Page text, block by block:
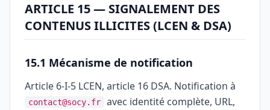
ARTICLE 15 — SIGNALEMENT DES
CONTENUS ILLICITES (LCEN & DSA)
15.1 Mécanisme de notification
Article 6-I-5 LCEN, article 16 DSA. Notification à
contact@socy.fr
avec identité complète, URL,